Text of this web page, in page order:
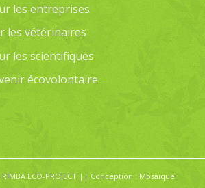
les entreprises
les vétérinaires
les scientifiques
écovolontaire
ECO-PROJECT || Conception : Mosaïque